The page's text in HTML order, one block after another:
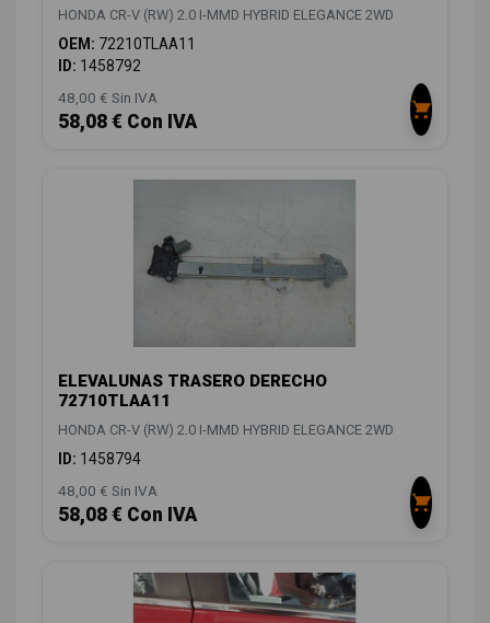
HONDA CR-V (RW) 2.0 I-MMD HYBRID ELEGANCE 2WD
OEM: 72210TLAA11
ID: 1458792
48,00 € Sin IVA
58,08 € Con IVA
ELEVALUNAS TRASERO DERECHO
72710TLAA11
HONDA CR-V (RW) 2.0 I-MMD HYBRID ELEGANCE 2WD
ID: 1458794
48,00 € Sin IVA
58,08 € Con IVA